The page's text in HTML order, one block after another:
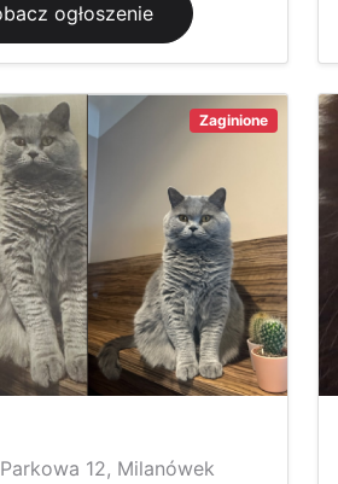
ogłoszenie
Zaginione
12, Milanówek